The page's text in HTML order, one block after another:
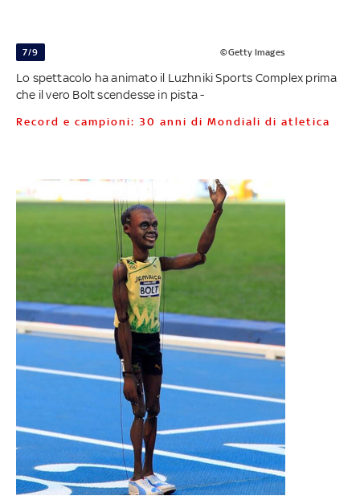
7/9 ©Getty Images
Lo spettacolo ha animato il Luzhniki Sports Complex prima
che il vero Bolt scendesse in pista -
Record e campioni: 30 anni di Mondiali di atletica